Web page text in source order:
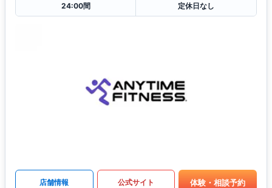
24:00間
定休日なし
店舗情報 公式サイト 体験・相談予約